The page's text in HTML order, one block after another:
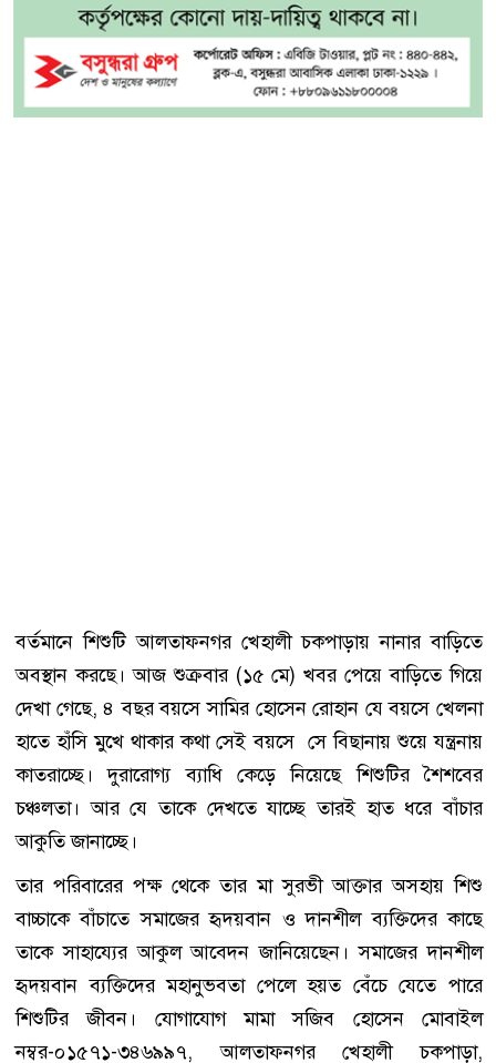
বর্তমানে শিশুটি আলতাফনগর খেহালী চকপাড়ায় নানার বাড়িতে
অবস্থান করছে। আজ শুক্রবার (১৫ মে) খবর পেয়ে বাড়িতে গিয়ে
দেখা গেছে, ৪ বছর বয়সে সামির হোসেন রোহান যে বয়সে খেলনা
হাতে হাঁসি মুখে থাকার কথা সেই বয়সে সে বিছানায় শুয়ে যন্ত্রনায়
কাতরাচ্ছে। দুরারোগ্য ব্যাধি কেড়ে নিয়েছে শিশুটির শৈশবের
চঞ্চলতা। আর যে তাকে দেখতে যাচ্ছে তারই হাত ধরে বাঁচার
আকুতি জানাচ্ছে।
তার পরিবারের পক্ষ থেকে তার মা সুরভী আক্তার অসহায় শিশু
বাচ্চাকে বাঁচাতে সমাজের হৃদয়বান ও দানশীল ব্যক্তিদের কাছে
তাকে সাহায্যের আকুল আবেদন জানিয়েছেন। সমাজের দানশীল
হৃদয়বান ব্যক্তিদের মহানুভবতা পেলে হয়ত বেঁচে যেতে পারে
শিশুটির জীবন। যোগাযোগ মামা সজিব হোসেন মোবাইল
নম্বর-০১৫৭১-৩৪৬৯৯৭, আলতাফনগর খেহালী চকপাড়া,